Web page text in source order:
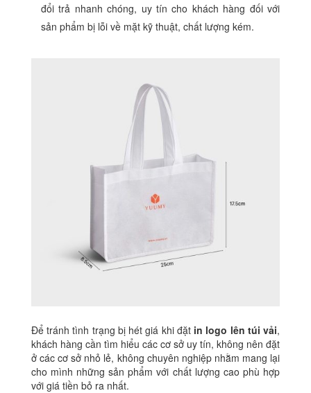
đổi trả nhanh chóng, uy tín cho khách hàng đối với
sản phẩm bị lỗi về mặt kỹ thuật, chất lượng kém.
Để tránh tình trạng bị hét giá khi đặt in logo lên túi vải,
khách hàng cần tìm hiểu các cơ sở uy tín, không nên đặt
ở các cơ sở nhỏ lẻ, không chuyên nghiệp nhằm mang lại
cho mình những sản phẩm với chất lượng cao phù hợp
với giá tiền bỏ ra nhất.